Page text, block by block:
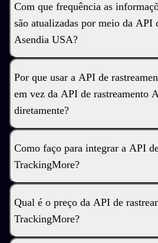
Com que frequência as
são atualizadas por meio da API
Asendia USA?
Por que usar a API de
em vez da API de rastreamento
diretamente?
Como faço para integrar a API
TrackingMore?
Qual é o preço da API de
TrackingMore?